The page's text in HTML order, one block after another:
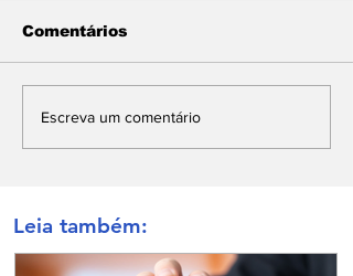
Comentários
Escreva um comentário
Leia também: